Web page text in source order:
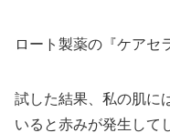
ロート製薬の『ケアセ
試した結果、私の肌に
いると赤みが発生して